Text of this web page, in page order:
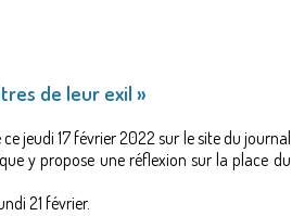
de leur exil »
jeudi 17 février 2022 sur le site du journal
y propose une réflexion sur la place du
21 février.